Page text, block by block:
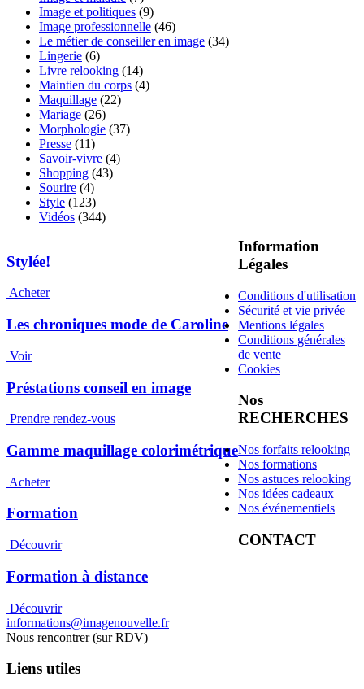
Image et politiques (9)
Image professionnelle (46)
Le métier de conseiller en image (34)
Lingerie (6)
Livre relooking (14)
Maintien du corps (4)
Maquillage (22)
Mariage (26)
Morphologie (37)
Presse (11)
Savoir-vivre (4)
Shopping (43)
Sourire (4)
Style (123)
Vidéos (344)
Stylée!
Acheter
Les chroniques mode de Caroline
Voir
Préstations conseil en image
Prendre rendez-vous
Gamme maquillage colorimétrique
Acheter
Formation
Découvrir
Formation à distance
Découvrir
Information
Légales
Conditions d'utilisation
Sécurité et vie privée
Mentions légales
Conditions générales
de vente
Cookies
Nos
RECHERCHES
Nos forfaits relooking
Nos formations
Nos astuces relooking
Nos idées cadeaux
Nos événementiels
CONTACT
informations@imagenouvelle.fr
Nous rencontrer (sur RDV)
Liens utiles